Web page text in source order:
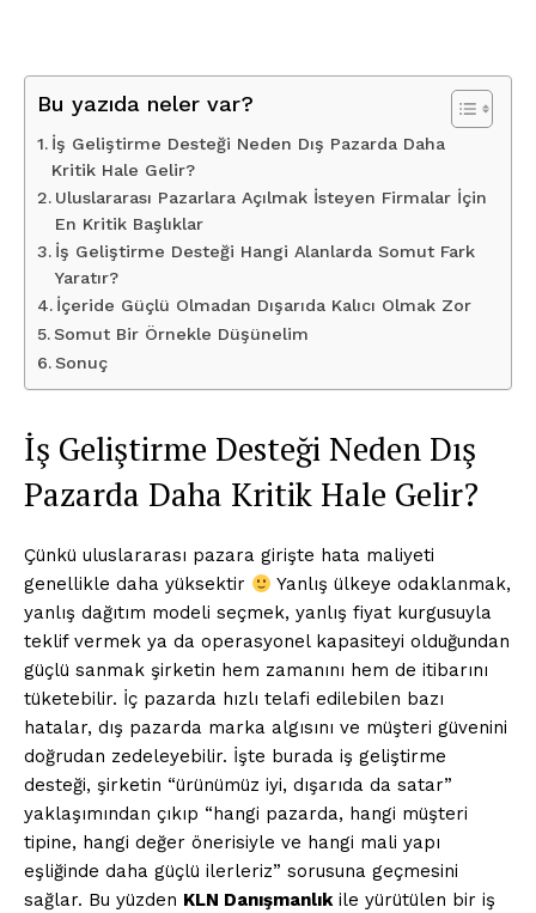
Bu yazıda neler var?
İş Geliştirme Desteği Neden Dış Pazarda Daha
Kritik Hale Gelir?
Uluslararası Pazarlara Açılmak İsteyen Firmalar İçin
En Kritik Başlıklar
İş Geliştirme Desteği Hangi Alanlarda Somut Fark
Yaratır?
İçeride Güçlü Olmadan Dışarıda Kalıcı Olmak Zor
Somut Bir Örnekle Düşünelim
Sonuç
İş Geliştirme Desteği Neden Dış
Pazarda Daha Kritik Hale Gelir?
Çünkü uluslararası pazara girişte hata maliyeti
genellikle daha yüksektir
Yanlış ülkeye odaklanmak,
yanlış dağıtım modeli seçmek, yanlış fiyat kurgusuyla
teklif vermek ya da operasyonel kapasiteyi olduğundan
güçlü sanmak şirketin hem zamanını hem de itibarını
tüketebilir. İç pazarda hızlı telafi edilebilen bazı
hatalar, dış pazarda marka algısını ve müşteri güvenini
doğrudan zedeleyebilir. İşte burada iş geliştirme
desteği, şirketin “ürünümüz iyi, dışarıda da satar”
yaklaşımından çıkıp “hangi pazarda, hangi müşteri
tipine, hangi değer önerisiyle ve hangi mali yapı
eşliğinde daha güçlü ilerleriz” sorusuna geçmesini
sağlar. Bu yüzden KLN Danışmanlıkile yürütülen bir iş